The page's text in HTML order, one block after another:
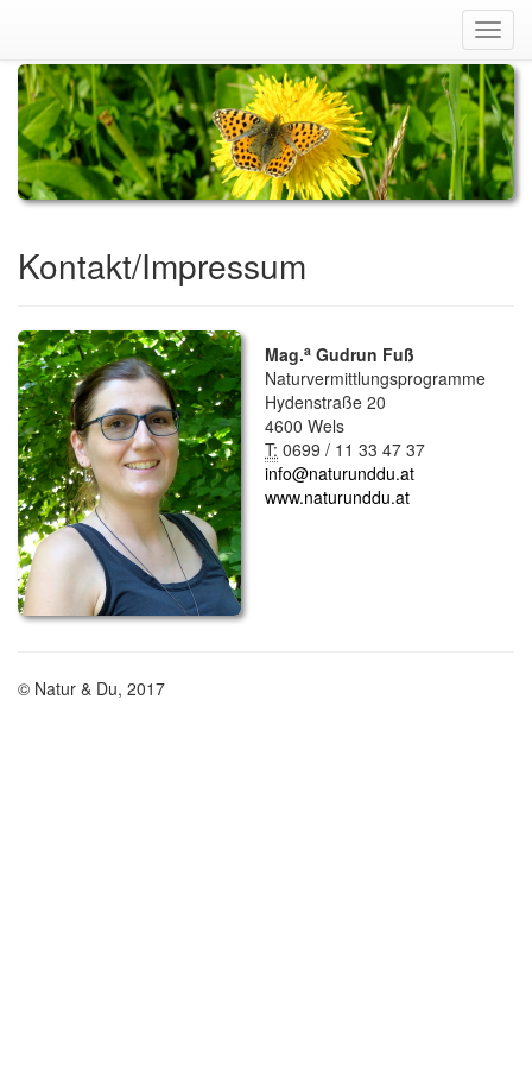
ein-/
Kontakt/Impressum
Mag.a Gudrun Fuß
Naturvermittlungsprogramme
Hydenstraße 20
4600 Wels
T: 0699 / 11 33 47 37
info@naturunddu.at
www.naturunddu.at
© Natur & Du, 2017